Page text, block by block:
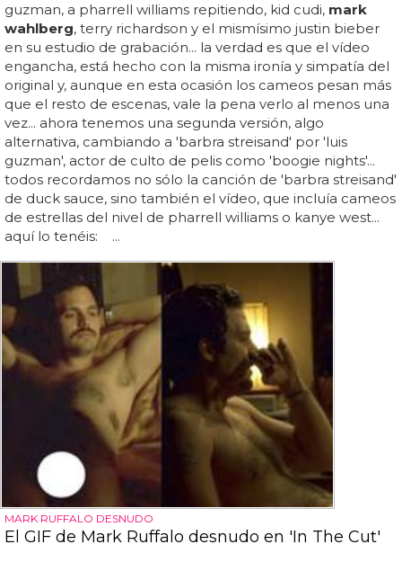
guzman, a pharrell williams repitiendo, kid cudi, mark
wahlberg, terry richardson y el mismísimo justin bieber
en su estudio de grabación... la verdad es que el vídeo
engancha, está hecho con la misma ironía y simpatía del
original y, aunque en esta ocasión los cameos pesan más
que el resto de escenas, vale la pena verlo al menos una
vez... ahora tenemos una segunda versión, algo
alternativa, cambiando a 'barbra streisand' por 'luis
guzman', actor de culto de pelis como 'boogie nights'...
todos recordamos no sólo la canción de 'barbra streisand'
de duck sauce, sino también el vídeo, que incluía cameos
de estrellas del nivel de pharrell williams o kanye west...
aquí lo tenéis: ...
MARK RUFFALO DESNUDO
El GIF de Mark Ruffalo desnudo en 'In The Cut'